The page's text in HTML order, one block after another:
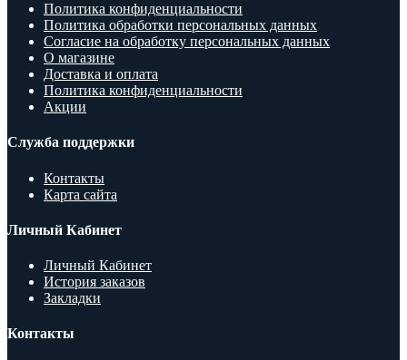
Политика конфиденциальности
Политика обработки персональных данных
Согласие на обработку персональных данных
О магазине
Доставка и оплата
Политика конфиденциальности
Акции
Служба поддержки
Контакты
Карта сайта
Личный Кабинет
Личный Кабинет
История заказов
Закладки
Контакты